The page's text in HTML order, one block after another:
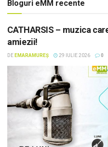
Bloguri eMM recente
CATHARSIS – muzica
amiezii!
DE EMARAMUREȘ 29 IULIE 2026 0